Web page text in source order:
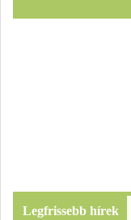
Legfrissebb hírek